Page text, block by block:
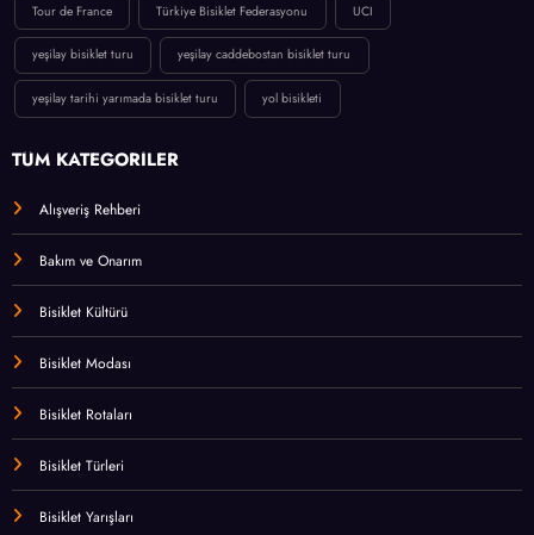
Tour de France Türkiye Bisiklet Federasyonu UCI
yeşilay bisiklet turu yeşilay caddebostan bisiklet turu
yeşilay tarihi yarımada bisiklet turu yol bisikleti
TÜM KATEGORİLER
Alışveriş Rehberi
Bakım ve Onarım
Bisiklet Kültürü
Bisiklet Modası
Bisiklet Rotaları
Bisiklet Türleri
Bisiklet Yarışları